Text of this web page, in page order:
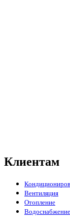
Клиентам
Вентиляция
Отопление
Водоснабжение